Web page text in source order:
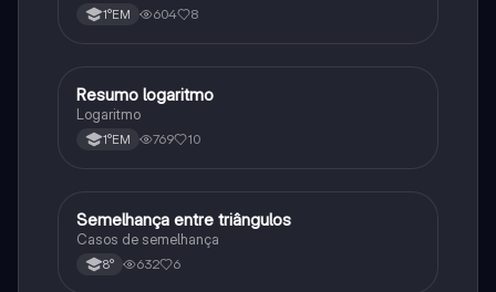
1°EM 604 8
Matematica
Resumo logaritmo
Logaritmo
1°EM 769 10
Matematica
Semelhança entre triângulos
Casos de semelhança
8° 632 6